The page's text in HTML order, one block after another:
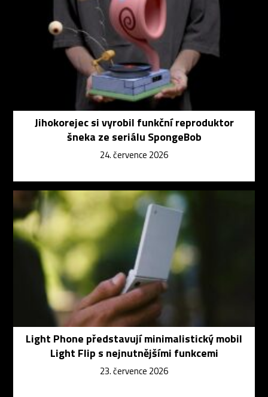
Jihokorejec si vyrobil funkční reproduktor
šneka ze seriálu SpongeBob
24. července 2026
Light Phone představují minimalistický mobil
Light Flip s nejnutnějšími funkcemi
23. července 2026